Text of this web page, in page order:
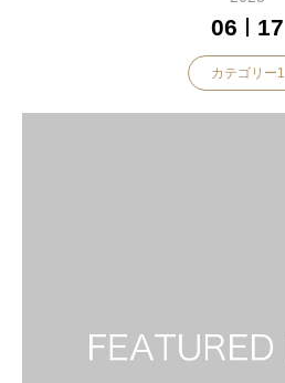
06 17
カテゴリー1